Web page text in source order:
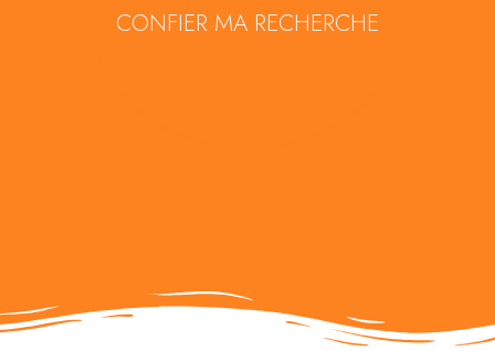
CONFIER MA RECHERCHE